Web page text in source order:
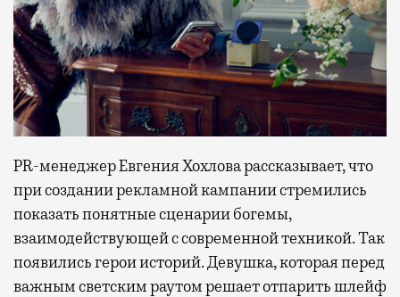
PR-менеджер Евгения Хохлова рассказывает, что
при создании рекламной кампании стремились
показать понятные сценарии богемы,
взаимодействующей с современной техникой. Так
появились герои историй. Девушка, которая перед
важным светским раутом решает отпарить шлейф